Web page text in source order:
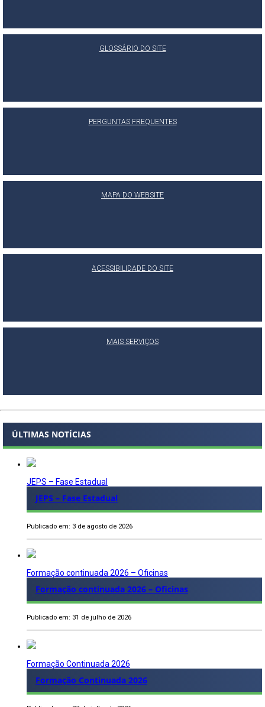
GLOSSÁRIO DO SITE
PERGUNTAS FREQUENTES
MAPA DO WEBSITE
ACESSIBILIDADE DO SITE
MAIS SERVIÇOS
ÚLTIMAS NOTÍCIAS
JEPS – Fase Estadual
JEPS – Fase Estadual
Publicado em: 3 de agosto de 2026
Formação continuada 2026 – Oficinas
Formação continuada 2026 – Oficinas
Publicado em: 31 de julho de 2026
Formação Continuada 2026
Formação Continuada 2026